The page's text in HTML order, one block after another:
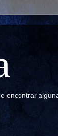
encontrar